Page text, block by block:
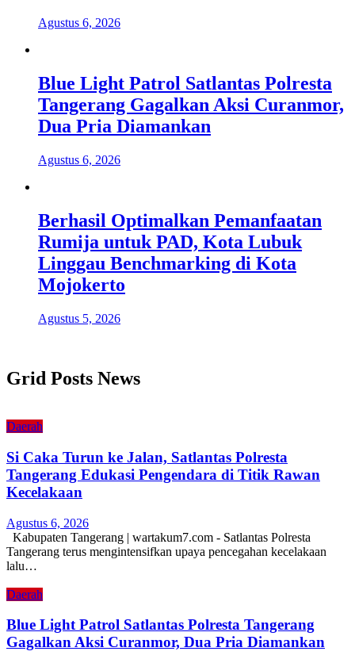
Agustus 6, 2026
Blue Light Patrol Satlantas Polresta
Tangerang Gagalkan Aksi Curanmor,
Dua Pria Diamankan
Agustus 6, 2026
Berhasil Optimalkan Pemanfaatan
Rumija untuk PAD, Kota Lubuk
Linggau Benchmarking di Kota
Mojokerto
Agustus 5, 2026
Grid Posts News
Daerah
Si Caka Turun ke Jalan, Satlantas Polresta
Tangerang Edukasi Pengendara di Titik Rawan
Kecelakaan
Agustus 6, 2026
Kabupaten Tangerang | wartakum7.com - Satlantas Polresta
Tangerang terus mengintensifkan upaya pencegahan kecelakaan
lalu…
Daerah
Blue Light Patrol Satlantas Polresta Tangerang
Gagalkan Aksi Curanmor, Dua Pria Diamankan